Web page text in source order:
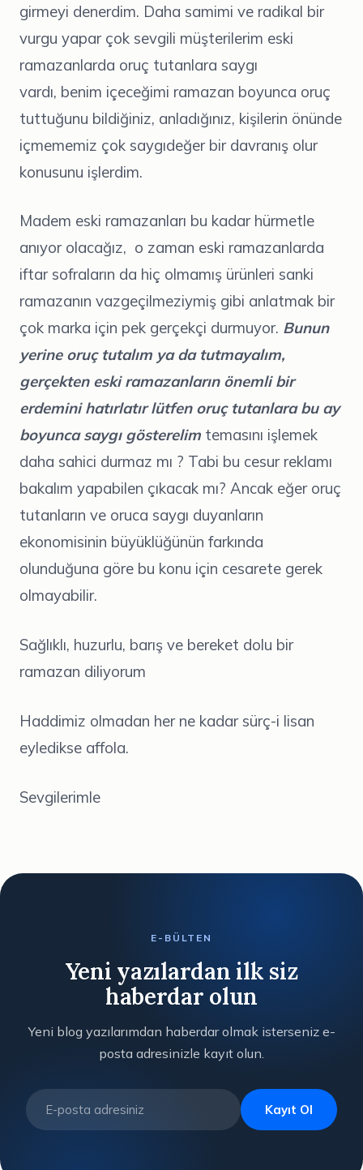
girmeyi denerdim. Daha samimi ve radikal bir
vurgu yapar çok sevgili müşterilerim eski
ramazanlarda oruç tutanlara saygı
vardı, benim içeceğimi ramazan boyunca oruç
tuttuğunu bildiğiniz, anladığınız, kişilerin önünde
içmememiz çok saygıdeğer bir davranış olur
konusunu işlerdim.
Madem eski ramazanları bu kadar hürmetle
anıyor olacağız, o zaman eski ramazanlarda
iftar sofraların da hiç olmamış ürünleri sanki
ramazanın vazgeçilmeziymiş gibi anlatmak bir
çok marka için pek gerçekçi durmuyor. Bunun
yerine oruç tutalım ya da tutmayalım,
gerçekten eski ramazanların önemli bir
erdemini hatırlatır lütfen oruç tutanlara bu ay
boyunca saygı gösterelim temasını işlemek
daha sahici durmaz mı ? Tabi bu cesur reklamı
bakalım yapabilen çıkacak mı? Ancak eğer oruç
tutanların ve oruca saygı duyanların
ekonomisinin büyüklüğünün farkında
olunduğuna göre bu konu için cesarete gerek
olmayabilir.
Sağlıklı, huzurlu, barış ve bereket dolu bir
ramazan diliyorum
Haddimiz olmadan her ne kadar sürç-i lisan
eyledikse affola.
Sevgilerimle
E-BÜLTEN
Yeni yazılardan ilk siz
haberdar olun
Yeni blog yazılarımdan haberdar olmak isterseniz e-
posta adresinizle kayıt olun.
Kayıt Ol